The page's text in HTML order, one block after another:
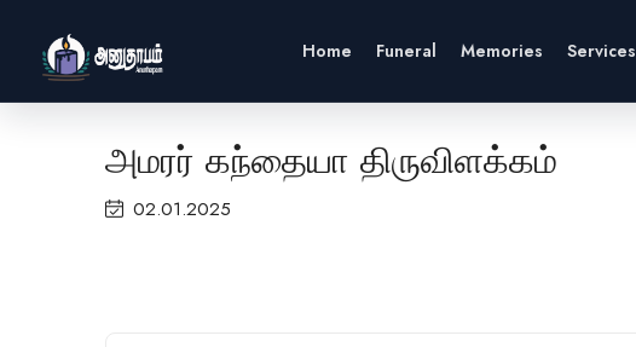
Home Funeral Memories Services
அமரர் கந்தையா திருவிளக்கம்
02.01.2025